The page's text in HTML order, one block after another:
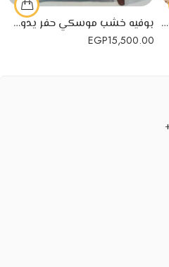
مجموعة كوسترات مصنوعة يدويًا من الخشب السويدي مع رسم مبهج بوفيه خشب موسكي حفر يدوي بمراية معلقة
EGP15,500.00